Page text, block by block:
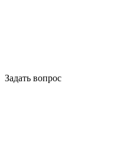
Задать вопрос